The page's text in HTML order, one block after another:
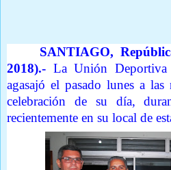
SANTIAGO,
2018).- La Unión
agasajó el pasado lunes a las
celebración de su día,
recientemente en su local de